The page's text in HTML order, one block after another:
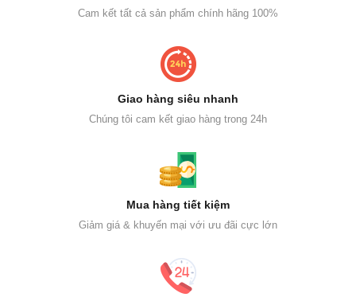
Cam kết tất cả sản phẩm chính hãng 100%
Giao hàng siêu nhanh
Chúng tôi cam kết giao hàng trong 24h
Mua hàng tiết kiệm
Giảm giá & khuyến mại với ưu đãi cực lớn